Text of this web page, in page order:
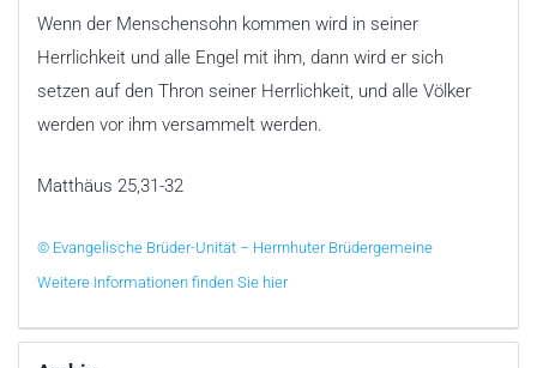
Wenn der Menschensohn kommen wird in seiner
Herrlichkeit und alle Engel mit ihm, dann wird er sich
setzen auf den Thron seiner Herrlichkeit, und alle Völker
werden vor ihm versammelt werden.
Matthäus 25,31-32
© Evangelische Brüder-Unität – Herrnhuter Brüdergemeine
Weitere Informationen finden Sie hier